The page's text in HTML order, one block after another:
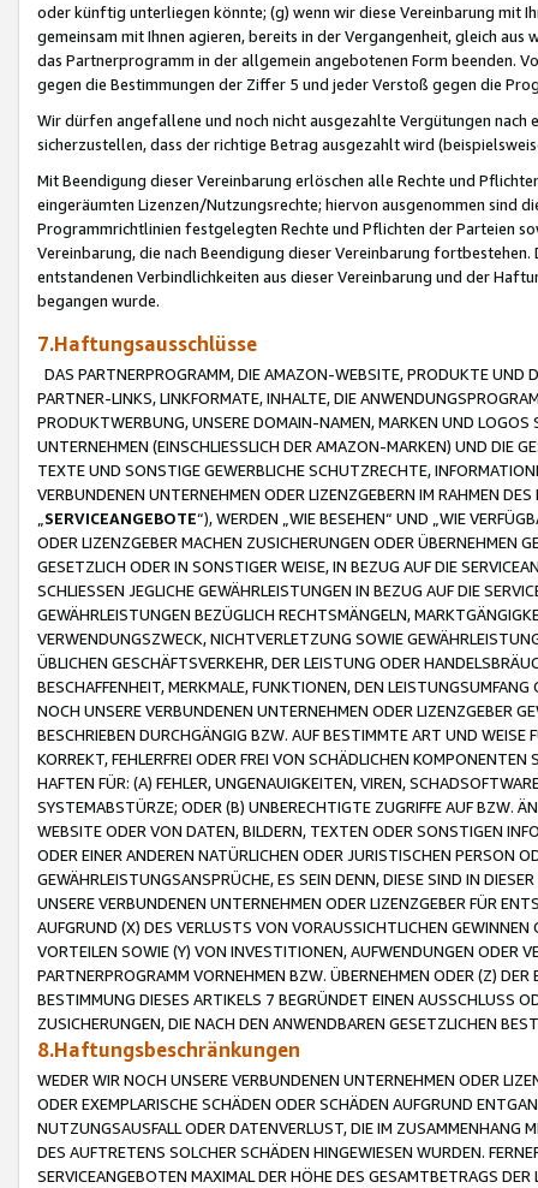
oder künftig unterliegen könnte; (g) wenn wir diese Vereinbarung mit
gemeinsam mit Ihnen agieren, bereits in der Vergangenheit, gleich
das Partnerprogramm in der allgemein angebotenen Form beenden.
gegen die Bestimmungen der Ziffer 5 und jeder Verstoß gegen die
Wir dürfen angefallene und noch nicht ausgezahlte Vergütungen
sicherzustellen, dass der richtige Betrag ausgezahlt wird
Mit Beendigung dieser Vereinbarung erlöschen alle Rechte und
eingeräumten Lizenzen/Nutzungsrechte; hiervon ausgenommen sind
Programmrichtlinien festgelegten Rechte und Pflichten der Parteien
Vereinbarung, die nach Beendigung dieser Vereinbarung
entstandenen Verbindlichkeiten aus dieser Vereinbarung und der
begangen wurde.
7.Haftungsausschlüsse
DAS PARTNERPROGRAMM, DIE AMAZON-WEBSITE, PRODUKTE UND
PARTNER-LINKS, LINKFORMATE, INHALTE, DIE
PRODUKTWERBUNG, UNSERE DOMAIN-NAMEN, MARKEN UND
UNTERNEHMEN (EINSCHLIESSLICH DER AMAZON-MARKEN) UND DIE
TEXTE UND SONSTIGE GEWERBLICHE SCHUTZRECHTE,
VERBUNDENEN UNTERNEHMEN ODER LIZENZGEBERN IM RAHMEN
SERVICEANGEBOTE“), WERDEN „WIE BESEHEN“ UND „WIE
ODER LIZENZGEBER MACHEN ZUSICHERUNGEN ODER ÜBERNEHMEN
GESETZLICH ODER IN SONSTIGER WEISE, IN BEZUG AUF DIE
SCHLIESSEN JEGLICHE GEWÄHRLEISTUNGEN IN BEZUG AUF DIE
GEWÄHRLEISTUNGEN BEZÜGLICH RECHTSMÄNGELN,
VERWENDUNGSZWECK, NICHTVERLETZUNG SOWIE
ÜBLICHEN GESCHÄFTSVERKEHR, DER LEISTUNG ODER
BESCHAFFENHEIT, MERKMALE, FUNKTIONEN, DEN
NOCH UNSERE VERBUNDENEN UNTERNEHMEN ODER LIZENZGEBER
BESCHRIEBEN DURCHGÄNGIG BZW. AUF BESTIMMTE ART UND
KORREKT, FEHLERFREI ODER FREI VON SCHÄDLICHEN
HAFTEN FÜR: (A) FEHLER, UNGENAUIGKEITEN, VIREN,
SYSTEMABSTÜRZE; ODER (B) UNBERECHTIGTE ZUGRIFFE AUF BZW.
WEBSITE ODER VON DATEN, BILDERN, TEXTEN ODER SONSTIGEN
ODER EINER ANDEREN NATÜRLICHEN ODER JURISTISCHEN PERSON
GEWÄHRLEISTUNGSANSPRÜCHE, ES SEIN DENN, DIESE SIND IN
UNSERE VERBUNDENEN UNTERNEHMEN ODER LIZENZGEBER FÜR
AUFGRUND (X) DES VERLUSTS VON VORAUSSICHTLICHEN
VORTEILEN SOWIE (Y) VON INVESTITIONEN, AUFWENDUNGEN ODER
PARTNERPROGRAMM VORNEHMEN BZW. ÜBERNEHMEN ODER (Z)
BESTIMMUNG DIESES ARTIKELS 7 BEGRÜNDET EINEN AUSSCHLUSS
ZUSICHERUNGEN, DIE NACH DEN ANWENDBAREN GESETZLICHEN
8.Haftungsbeschränkungen
WEDER WIR NOCH UNSERE VERBUNDENEN UNTERNEHMEN ODER
ODER EXEMPLARISCHE SCHÄDEN ODER SCHÄDEN AUFGRUND
NUTZUNGSAUSFALL ODER DATENVERLUST, DIE IM ZUSAMMENHANG
DES AUFTRETENS SOLCHER SCHÄDEN HINGEWIESEN WURDEN.
SERVICEANGEBOTEN MAXIMAL DER HÖHE DES GESAMTBETRAGS